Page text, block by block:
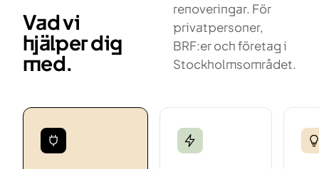
Vad vi
hjälper dig
med.
renoveringar. För
privatpersoner,
BRF:er och företag i
Stockholmsområdet.